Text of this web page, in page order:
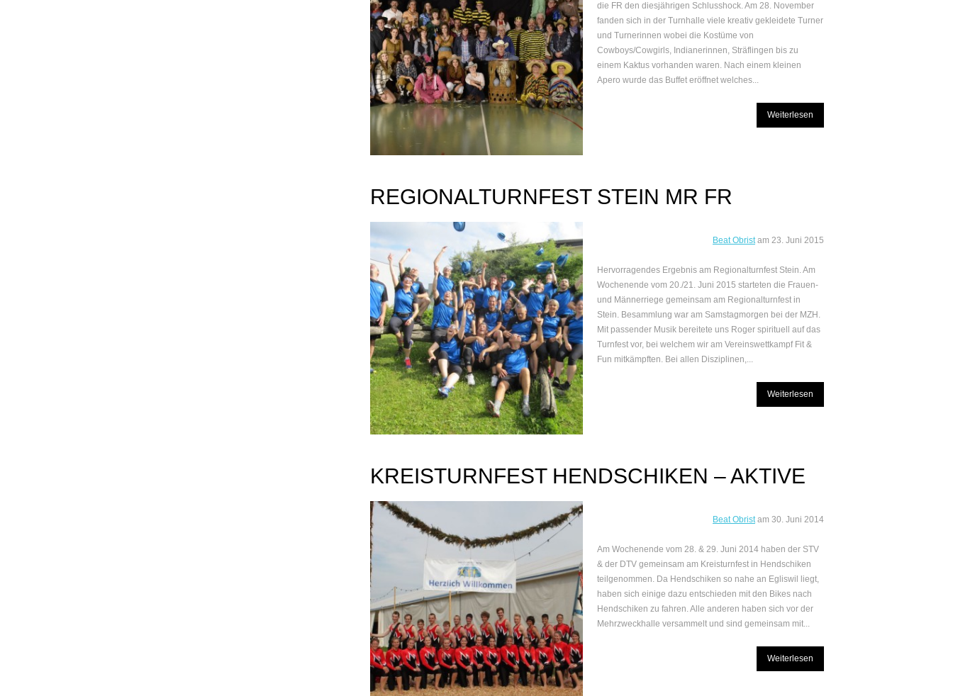
die FR den diesjährigen Schlusshock. Am 28. November
fanden sich in der Turnhalle viele kreativ gekleidete Turner
und Turnerinnen wobei die Kostüme von
Cowboys/Cowgirls, Indianerinnen, Sträflingen bis zu
einem Kaktus vorhanden waren. Nach einem kleinen
Apero wurde das Buffet eröffnet welches...
Weiterlesen
REGIONALTURNFEST STEIN MR FR
Beat Obristam 23. Juni 2015
Hervorragendes Ergebnis am Regionalturnfest Stein. Am
Wochenende vom 20./21. Juni 2015 starteten die Frauen-
und Männerriege gemeinsam am Regionalturnfest in
Stein. Besammlung war am Samstagmorgen bei der MZH.
Mit passender Musik bereitete uns Roger spirituell auf das
Turnfest vor, bei welchem wir am Vereinswettkampf Fit &
Fun mitkämpften. Bei allen Disziplinen,...
Weiterlesen
KREISTURNFEST HENDSCHIKEN – AKTIVE
Beat Obristam 30. Juni 2014
Am Wochenende vom 28. & 29. Juni 2014 haben der STV
& der DTV gemeinsam am Kreisturnfest in Hendschiken
teilgenommen. Da Hendschiken so nahe an Egliswil liegt,
haben sich einige dazu entschieden mit den Bikes nach
Hendschiken zu fahren. Alle anderen haben sich vor der
Mehrzweckhalle versammelt und sind gemeinsam mit...
Weiterlesen